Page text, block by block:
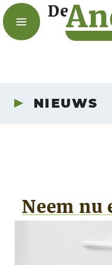
DeAn
NIEUWS
Neem nu